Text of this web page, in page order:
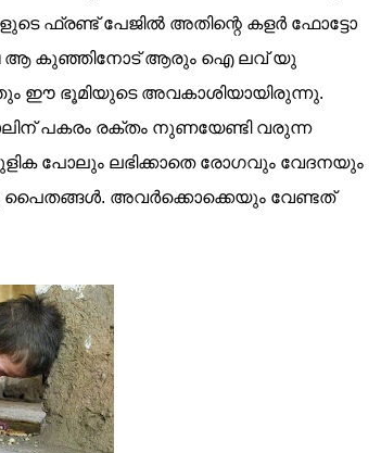
ഫ്രണ്ട്‌ പേജില്‍ അതിന്റെ കളര്‍ ഫോട്ടോ
ആ കുഞ്ഞിനോട് ആരും ഐ ലവ് യു
ഭൂമിയുടെ അവകാശിയായിരുന്നു.
പകരം രക്തം നുണയേണ്ടി വരുന്ന
പോലും ലഭിക്കാതെ രോഗവും വേദനയും
പൈതങ്ങള്‍. അവര്‍ക്കൊക്കെയും വേണ്ടത്